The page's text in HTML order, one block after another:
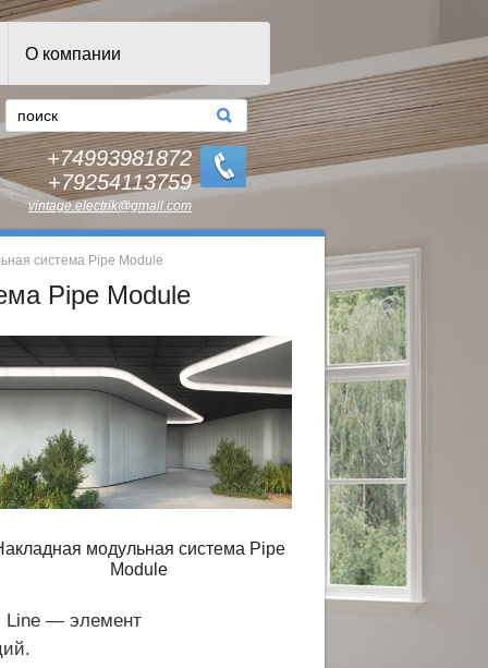
О компании
+74993981872
+79254113759
vintage.electrik@gmail.com
система Pipe Module
Pipe Module
модульная система Pipe
Module
Line — элемент